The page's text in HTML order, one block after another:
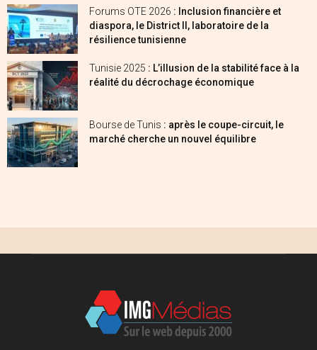
Forums OTE 2026 : Inclusion financière et
diaspora, le District II, laboratoire de la
résilience tunisienne
Tunisie 2025 : L’illusion de la stabilité face à la
réalité du décrochage économique
Bourse de Tunis : après le coupe-circuit, le
marché cherche un nouvel équilibre